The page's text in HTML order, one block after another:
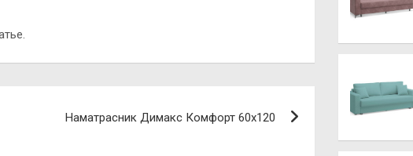
Наматрасник Димакс Комфорт 60х120